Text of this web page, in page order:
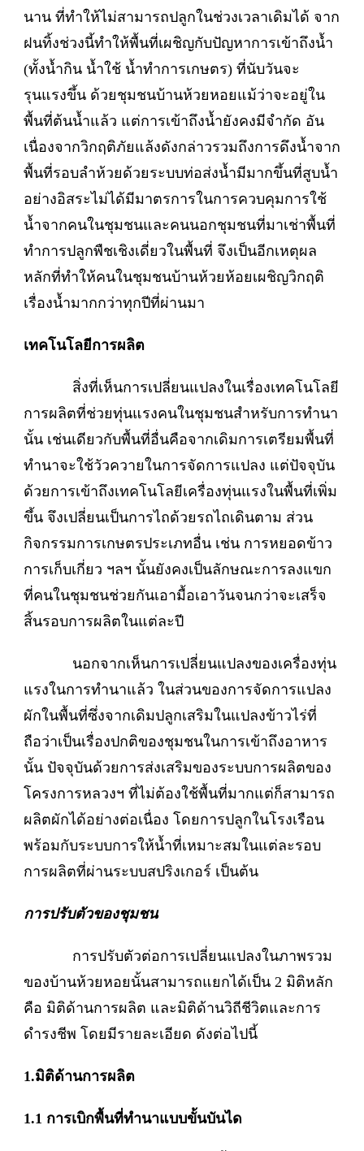
นาน ที่ทำให้ไม่สามารถปลูกในช่วงเวลาเดิมได้ จาก
ฝนทิ้งช่วงนี้ทำให้พื้นที่เผชิญกับปัญหาการเข้าถึงน้ำ
(ทั้งน้ำกิน น้ำใช้ น้ำทำการเกษตร) ที่นับวันจะ
รุนแรงขึ้น ด้วยชุมชนบ้านห้วยหอยแม้ว่าจะอยู่ใน
พื้นที่ต้นน้ำแล้ว แต่การเข้าถึงน้ำยังคงมีจำกัด อัน
เนื่องจากวิกฤติภัยแล้งดังกล่าวรวมถึงการดึงน้ำจาก
พื้นที่รอบลำห้วยด้วยระบบท่อส่งน้ำมีมากขึ้นที่สูบน้ำ
อย่างอิสระไม่ได้มีมาตรการในการควบคุมการใช้
น้ำจากคนในชุมชนและคนนอกชุมชนที่มาเช่าพื้นที่
ทำการปลูกพืชเชิงเดี่ยวในพื้นที่ จึงเป็นอีกเหตุผล
หลักที่ทำให้คนในชุมชนบ้านห้วยห้อยเผชิญวิกฤติ
เรื่องน้ำมากกว่าทุกปีที่ผ่านมา
เทคโนโลยีการผลิต
สิ่งที่เห็นการเปลี่ยนแปลงในเรื่องเทคโนโลยี
การผลิตที่ช่วยทุ่นแรงคนในชุมชนสำหรับการทำนา
นั้น เช่นเดียวกับพื้นที่อื่นคือจากเดิมการเตรียมพื้นที่
ทำนาจะใช้วัวควายในการจัดการแปลง แต่ปัจจุบัน
ด้วยการเข้าถึงเทคโนโลยีเครื่องทุ่นแรงในพื้นที่เพิ่ม
ขึ้น จึงเปลี่ยนเป็นการไถด้วยรถไถเดินตาม ส่วน
กิจกรรมการเกษตรประเภทอื่น เช่น การหยอดข้าว
การเก็บเกี่ยว ฯลฯ นั้นยังคงเป็นลักษณะการลงแขก
ที่คนในชุมชนช่วยกันเอามื้อเอาวันจนกว่าจะเสร็จ
สิ้นรอบการผลิตในแต่ละปี
นอกจากเห็นการเปลี่ยนแปลงของเครื่องทุ่น
แรงในการทำนาแล้ว ในส่วนของการจัดการแปลง
ผักในพื้นที่ซึ่งจากเดิมปลูกเสริมในแปลงข้าวไร่ที่
ถือว่าเป็นเรื่องปกติของชุมชนในการเข้าถึงอาหาร
นั้น ปัจจุบันด้วยการส่งเสริมของระบบการผลิตของ
โครงการหลวงฯ ที่ไม่ต้องใช้พื้นที่มากแต่ก็สามารถ
ผลิตผักได้อย่างต่อเนื่อง โดยการปลูกในโรงเรือน
พร้อมกับระบบการให้น้ำที่เหมาะสมในแต่ละรอบ
การผลิตที่ผ่านระบบสปริงเกอร์ เป็นต้น
การปรับตัวของชุมชน
การปรับตัวต่อการเปลี่ยนแปลงในภาพรวม
ของบ้านห้วยหอยนั้นสามารถแยกได้เป็น 2 มิติหลัก
คือ มิติด้านการผลิต และมิติด้านวิถีชีวิตและการ
ดำรงชีพ โดยมีรายละเอียด ดังต่อไปนี้
1.มิติด้านการผลิต
1.1 การเบิกพื้นที่ทำนาแบบขั้นบันได